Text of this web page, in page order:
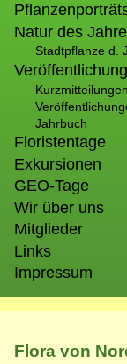
Natur des
Stadtpflanze d.
Kurzmitteilungen
Jahrbuch
Floristentage
Exkursionen
GEO-Tage
Wir über uns
Mitglieder
Links
Impressum
Flora von